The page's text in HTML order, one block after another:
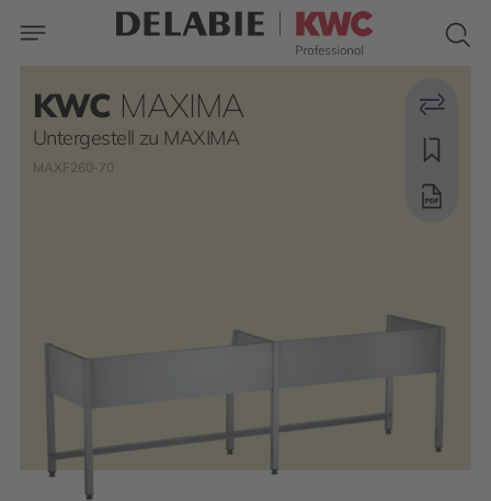
KWC MAXIMA
Untergestell zu MAXIMA
MAXF260-70